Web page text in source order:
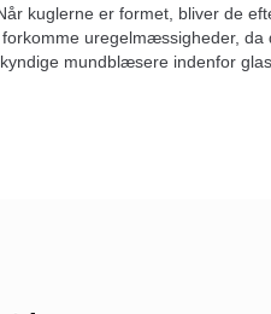
kuglerne er formet, bliver de
uregelmæssigheder, da
mundblæsere indenfor